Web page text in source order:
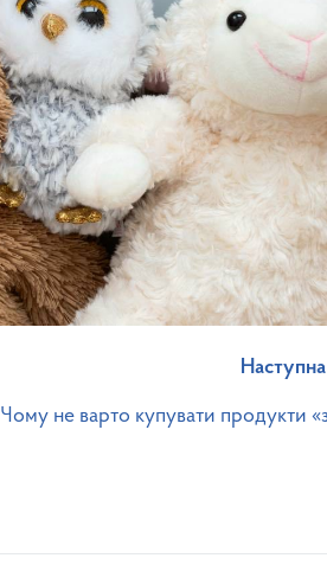
Наступна
Чому не варто купувати продукти